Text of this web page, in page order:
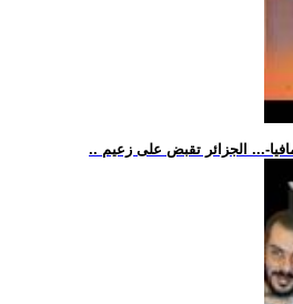
... الجزائر تقبض على زعيم